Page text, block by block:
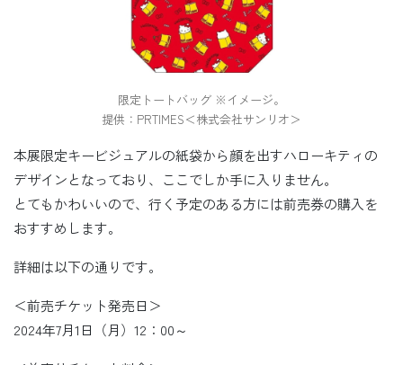
限定トートバッグ ※イメージ。
提供：PRTIMES＜株式会社サンリオ＞
本展限定キービジュアルの紙袋から顔を出すハローキティの
デザインとなっており、ここでしか手に入りません。
とてもかわいいので、行く予定のある方には前売券の購入を
おすすめします。
詳細は以下の通りです。
＜前売チケット発売日＞
2024年7月1日（月）12：00～